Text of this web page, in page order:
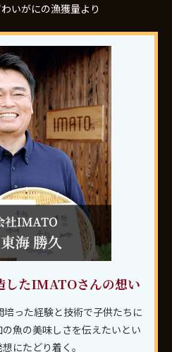
いがにの漁獲量より
したIMATOさんの想い
った経験と技術で子供たちに
魚の美味しさを伝えたいとい
にたどり着く。